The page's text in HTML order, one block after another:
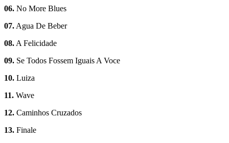
06. No More Blues
07.Agua De Beber
08.A Felicidade
09. Se Todos Fossem Iguais A Voce
10. Luiza
11. Wave
12. Caminhos Cruzados
13. Finale